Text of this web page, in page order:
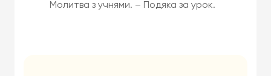
Молитва з учнями. – Подяка за урок.